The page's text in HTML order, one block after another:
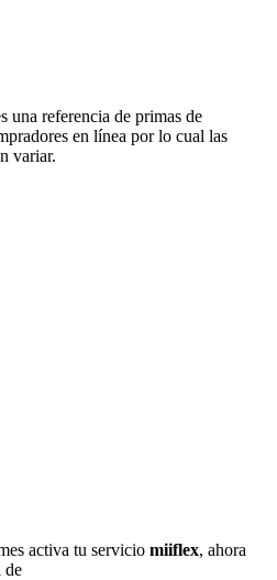
una referencia de primas de
en línea por lo cual las
variar.
activa tu servicio miiflex, ahora
de